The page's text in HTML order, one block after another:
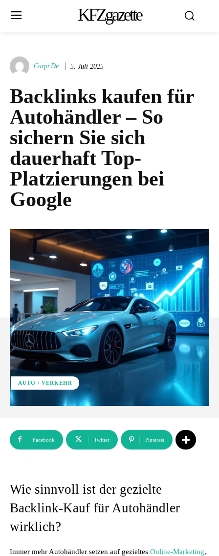
KFZgazette
Carpr.de 5. Juli 2025
Backlinks kaufen für
Autohändler – So
sichern Sie sich
dauerhaft Top-
Platzierungen bei
Google
AUTO / VERKEHR
Facebook Twitter Pinterest
Wie sinnvoll ist der gezielte
Backlink-Kauf für Autohändler
wirklich?
Immer mehr Autohändler setzen auf gezieltes Online-Marketing,